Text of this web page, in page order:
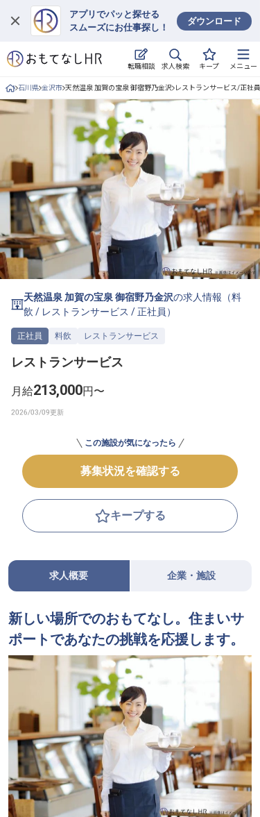
アプリでパッと探せる
スムーズにお仕事探し！
ダウンロード
転職相談 求人検索 キープ メニュー
ログイン
求人・施設を探す
キープした求人
就職・転職 合同説明会
おもてなしHRについて
ご利用の流れ
よくある質問
ホテル・宿泊業界情報コラム
無料 転職サポートに申し込む
採用をお考えの企業様へ
石川県 金沢市 天然温泉 加賀の宝泉 御宿野乃金沢 レストランサービス/正社員
天然温泉 加賀の宝泉 御宿野乃金沢の求人情報（料
飲 / レストランサービス /正社員 ）
正社員 料飲 レストランサービス
レストランサービス
月給213,000円〜
この施設が気になったら
募集状況を確認する
キープする
求人概要 企業・施設
新しい場所でのおもてなし。住まいサ
ポートであなたの挑戦を応援します。